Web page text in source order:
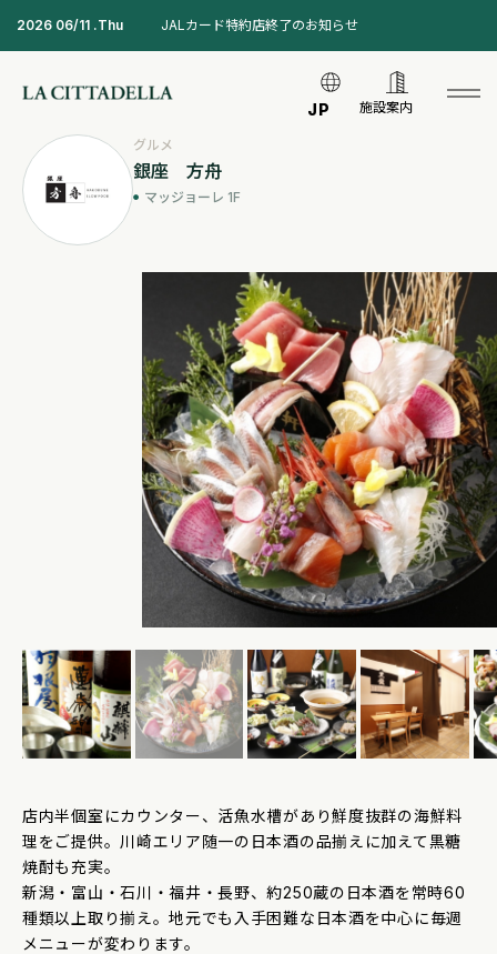
2026 06/11 .Thu JALカード特約店終了のお知らせ
JP 施設案内
グルメ
銀座 方舟
マッジョーレ 1F
店内半個室にカウンター、活魚水槽があり鮮度抜群の海鮮料
理をご提供。川崎エリア随一の日本酒の品揃えに加えて黒糖
焼酎も充実。
新潟・富山・石川・福井・長野、約250蔵の日本酒を常時60
種類以上取り揃え。地元でも入手困難な日本酒を中心に毎週
メニューが変わります。